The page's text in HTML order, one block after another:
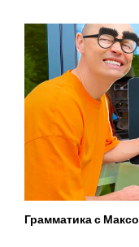
Грамматика с